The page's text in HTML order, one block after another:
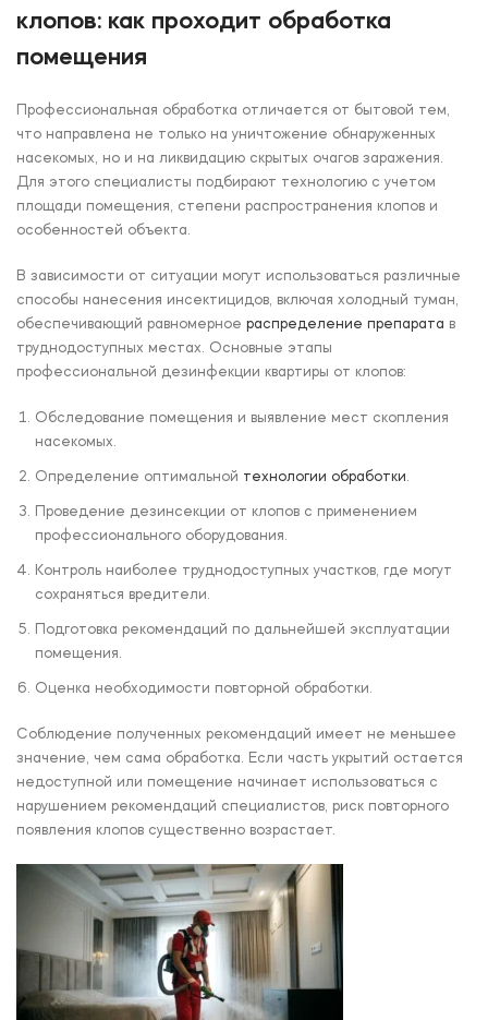
клопов: как проходит обработка
помещения
Профессиональная обработка отличается от бытовой тем,
что направлена не только на уничтожение обнаруженных
насекомых, но и на ликвидацию скрытых очагов заражения.
Для этого специалисты подбирают технологию с учетом
площади помещения, степени распространения клопов и
особенностей объекта.
В зависимости от ситуации могут использоваться различные
способы нанесения инсектицидов, включая холодный туман,
обеспечивающий равномерное распределение препарата в
труднодоступных местах. Основные этапы
профессиональной дезинфекции квартиры от клопов:
Обследование помещения и выявление мест скопления
насекомых.
Определение оптимальной технологии обработки.
Проведение дезинсекции от клопов с применением
профессионального оборудования.
Контроль наиболее труднодоступных участков, где могут
сохраняться вредители.
Подготовка рекомендаций по дальнейшей эксплуатации
помещения.
Оценка необходимости повторной обработки.
Соблюдение полученных рекомендаций имеет не меньшее
значение, чем сама обработка. Если часть укрытий остается
недоступной или помещение начинает использоваться с
нарушением рекомендаций специалистов, риск повторного
появления клопов существенно возрастает.